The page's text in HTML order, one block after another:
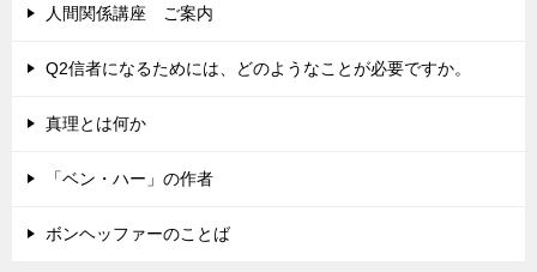
ー
シ
人間関係講座 ご案内
Q2信者になるためには、どのようなことが必要ですか。
真理とは何か
「ベン・ハー」の作者
ボンヘッファーのことば